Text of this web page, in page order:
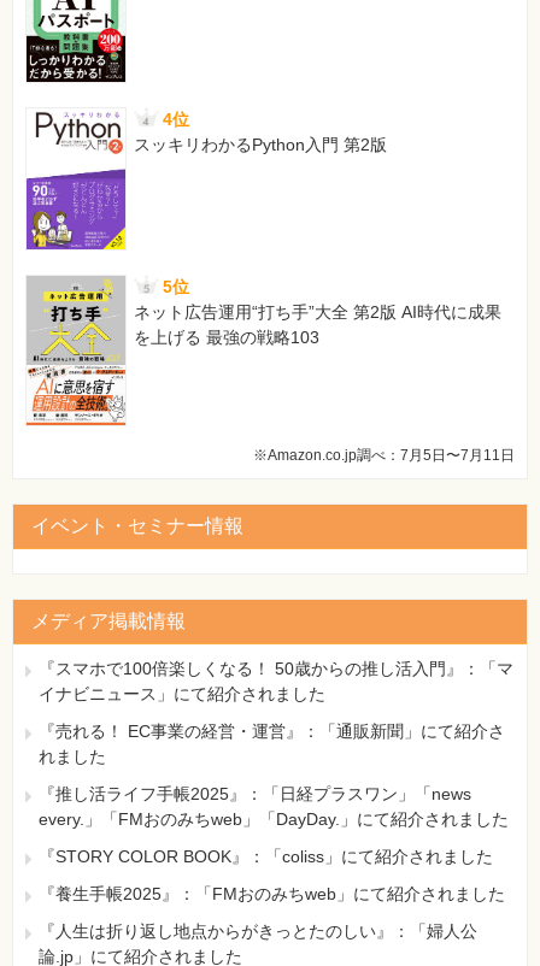
4位
スッキリわかるPython入門 第2版
5位
ネット広告運用“打ち手”大全 第2版 AI時代に成果
を上げる 最強の戦略103
※Amazon.co.jp調べ：7月5日〜7月11日
イベント・セミナー情報
メディア掲載情報
『スマホで100倍楽しくなる！ 50歳からの推し活入門』：「マ
イナビニュース」にて紹介されました
『売れる！ EC事業の経営・運営』：「通販新聞」にて紹介さ
れました
『推し活ライフ手帳2025』：「日経プラスワン」「news
every.」「FMおのみちweb」「DayDay.」にて紹介されました
『STORY COLOR BOOK』：「coliss」にて紹介されました
『養生手帳2025』：「FMおのみちweb」にて紹介されました
『人生は折り返し地点からがきっとたのしい』：「婦人公
論.jp」にて紹介されました